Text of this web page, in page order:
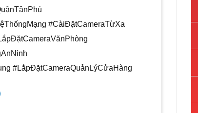
#CàiĐặtCameraTừXa
#LắpĐặtCameraQuảnLýCửaHàng